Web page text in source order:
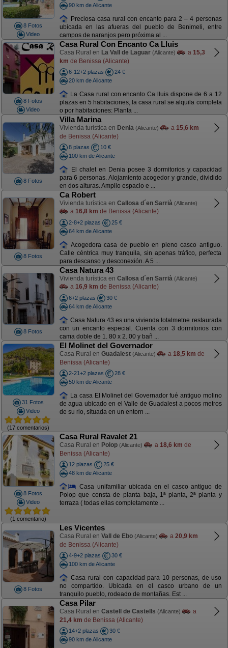
8 Fotos
Video
90 km de Alicante
Preciosa casa rural con encanto para 2 – 4 personas
ubicada en las afueras del pueblo de Benimeli, entre
campos de naranjos pero próxima al ...
8 Fotos
Video
Casa Rural Con Encanto Ca Lluis
Casa Rural en La Vall de Laguar (Alicante) a 15,3
km de Benissa (Alicante)
6-12+2 plazas
24 €
20 km de Alicante
La Casa rural con encanto Ca lluis dispone de 6 a 12
plazas en 5 habitaciones, la casa rural se alquila completa
o por habitaciones: Planta ...
8 Fotos
Villa Marina
Vivienda turística en Denia (Alicante) a 15,6 km
de Benissa (Alicante)
8 plazas
10 €
100 km de Alicante
El chalet en Denia posee 3 dormitorios y capacidad
para 6 personas. Alojamiento acogedor y grande, dividido
en dos alturas. Amplio espacio e ...
8 Fotos
Ca Robert
Vivienda turística en Callosa d´en Sarrià (Alicante)
a 16,8 km de Benissa (Alicante)
2-8+2 plazas
25 €
64 km de Alicante
Acogedora casa de pueblo en pleno casco antiguo.
Calle céntrica muy tranquila, sin apenas tráfico, perfecta
para descanso y desconexión. A 5 ...
8 Fotos
Casa Natura 43
Vivienda turística en Callosa d´en Sarrià (Alicante)
a 16,9 km de Benissa (Alicante)
6+2 plazas
30 €
64 km de Alicante
Casa Natura 43 es una vivienda totalmetne restaurada
con un encanto especial. Cuenta con 3 dormitorios con
cama doble de 1. 80 x 2. 00 y bañ ...
31 Fotos
Video
(17 comentarios)
El Molinet del Governador
Casa Rural en Guadalest (Alicante) a 18,5 km de
Benissa (Alicante)
2-21+2 plazas
28 €
50 km de Alicante
La casa El Molinet del Governador fué antiguo molino
de agua ubicado en el Valle de Guadalest a pocos metros
de su rio, situada en un entorn ...
8 Fotos
Video
(1 comentario)
Casa Rural Ravalet 21
Casa Rural en Polop (Alicante) a 18,6 km de
Benissa (Alicante)
12 plazas
25 €
48 km de Alicante
Casa unifamiliar ubicada en el casco antiguo de
Polop que consta de planta baja, 1ª planta, 2ª planta y
terraza ( todas ellas completamente ...
8 Fotos
Les Vicentes
Casa Rural en Vall de Ebo (Alicante) a 20,9 km
de Benissa (Alicante)
4-9+2 plazas
30 €
100 km de Alicante
Casa rural con capacidad para 10 personas, de uso
no compartido. Ubicada en el casco urbano de un
tranquilo pueblo, rodeado de montañas. Est ...
Casa Pilar
Casa Rural en Castell de Castells (Alicante)
a
21,4 km de Benissa (Alicante)
14+2 plazas
30 €
90 km de Alicante